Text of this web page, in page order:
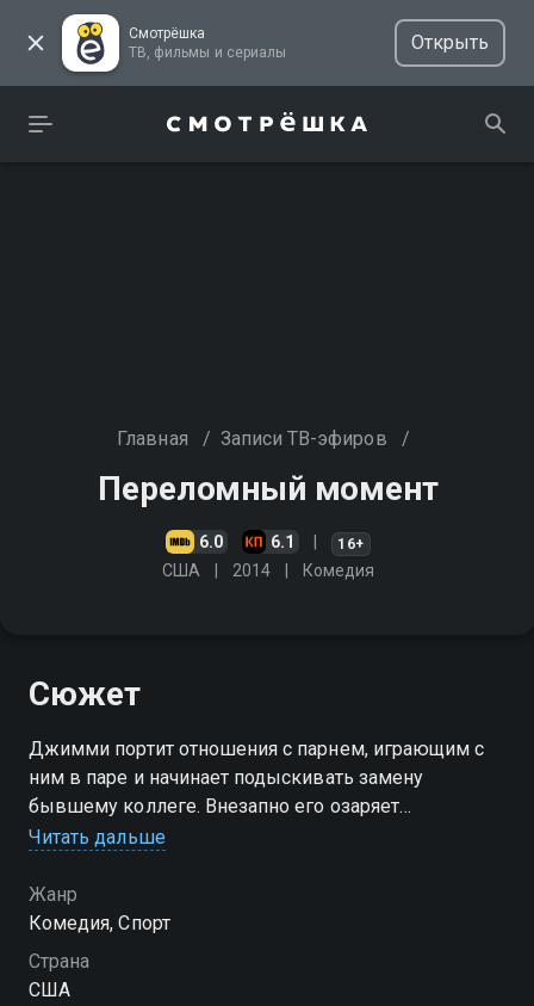
Смотрёшка
ТВ, фильмы и сериалы
Открыть
Главная / Записи ТВ-эфиров /
Переломный момент
6.0 6.1 16+
США 2014 Комедия
Сюжет
Джимми портит отношения с парнем, играющим с
ним в паре и начинает подыскивать замену
бывшему коллеге. Внезапно его озаряет
замечательная мысль: а что, если предложить место
звездой теннисного корта?
Читать дальше
Жанр
Комедия, Спорт
Страна
США